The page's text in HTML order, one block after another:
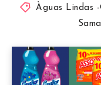
Àguas Lindas -